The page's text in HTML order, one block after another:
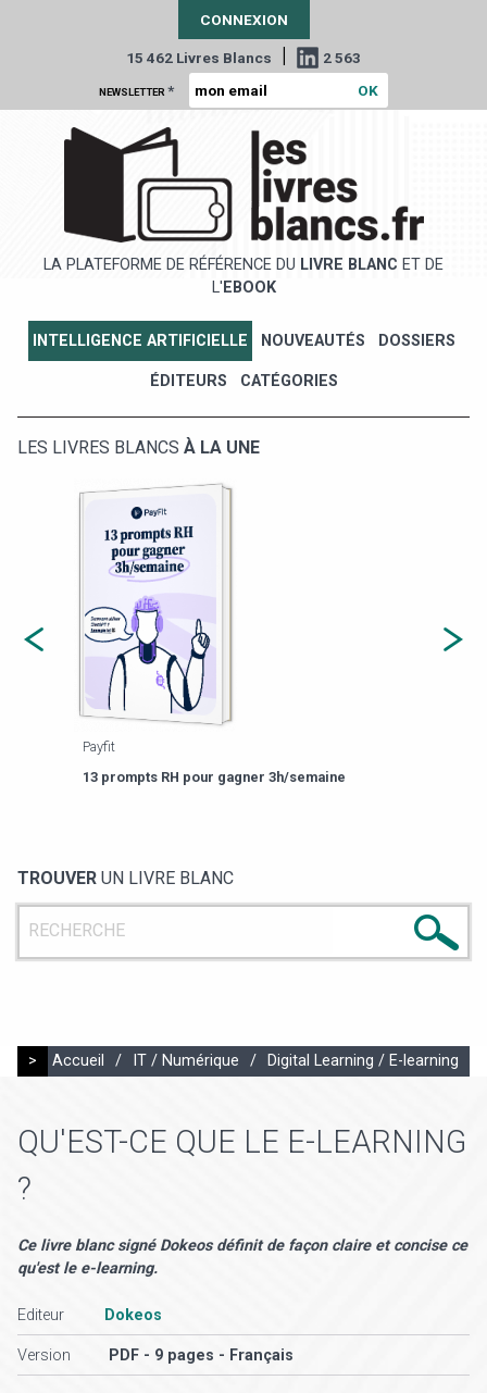
CONNEXION
15 462 Livres Blancs | 2 563
NEWSLETTER *
LA PLATEFORME DE RÉFÉRENCE DU LIVRE BLANC ET DE
L' EBOOK
INTELLIGENCE ARTIFICIELLE NOUVEAUTÉS DOSSIERS
ÉDITEURS CATÉGORIES
LES LIVRES BLANCS À LA UNE
Payfit
13 prompts RH pour gagner 3h/semaine
TROUVER UN LIVRE BLANC
> Accueil / IT / Numérique / Digital Learning / E-learning
QU'EST-CE QUE LE E-LEARNING
?
Ce livre blanc signé Dokeos définit de façon claire et concise ce
qu'est le e-learning.
Editeur Dokeos
Version PDF - 9 pages - Français